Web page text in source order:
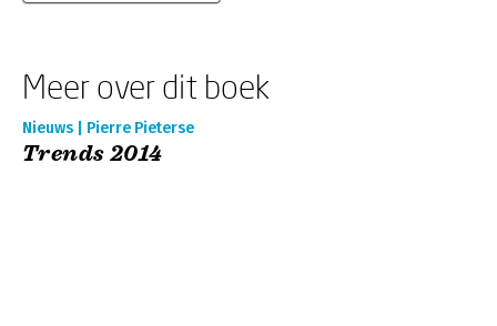
Meer over dit boek
Nieuws | Pierre Pieterse
Trends 2014